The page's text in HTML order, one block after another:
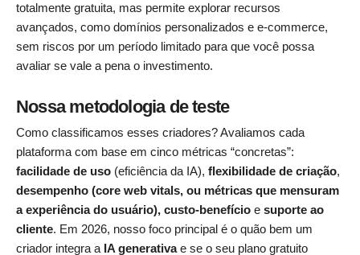
totalmente gratuita, mas permite explorar recursos
avançados, como domínios personalizados e e-commerce,
sem riscos por um período limitado para que você possa
avaliar se vale a pena o investimento.
Nossa metodologia de teste
Como classificamos esses criadores? Avaliamos cada
plataforma com base em cinco métricas “concretas”:
facilidade de uso (eficiência da IA), flexibilidade de criação,
desempenho (core web vitals, ou métricas que mensuram
a experiência do usuário), custo-benefício e suporte ao
cliente. Em 2026, nosso foco principal é o quão bem um
criador integra a IA generativae se o seu plano gratuito